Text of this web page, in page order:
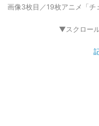
画像3枚目／19枚アニメ「チ
▼スクロー